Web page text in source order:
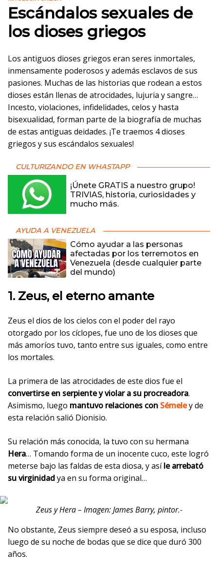
Escándalos sexuales de
los dioses griegos
Los antiguos dioses griegos eran seres inmortales,
inmensamente poderosos y además esclavos de sus
pasiones. Muchas de las historias que rodean a estos
dioses están llenas de atrocidades, lujuria y sangre…
Incesto, violaciones, infidelidades, celos y hasta
bisexualidad, forman parte de la biografía de muchas
de estas antiguas deidades. ¡Te traemos 4 dioses
griegos y sus escándalos sexuales!
CULTURIZANDO EN WHASTAPP
¡Únete GRATIS a nuestro grupo!
TRIVIAS, historia, curiosidades y
mucho más.
AYUDA A VENEZUELA
Cómo ayudar a las personas
afectadas por los terremotos en
Venezuela (desde cualquier parte
del mundo)
1. Zeus, el eterno amante
Zeus el dios de los cielos con el poder del rayo
otorgado por los cíclopes, fue uno de los dioses que
más amoríos tuvo, tanto entre sus iguales, como entre
los mortales.
La primera de las atrocidades de este dios fue el
convertirse en serpiente y violar a su procreadora.
Asimismo, luego mantuvo relaciones con Sémeley de
esta relación salió Dionisio.
Su relación más conocida, la tuvo con su hermana
Hera… Tomando forma de un inocente cuco, este logró
meterse bajo las faldas de esta diosa, y asíle arrebató
su virginidadya en su forma original…
Zeus y Hera – Imagen: James Barry, pintor.-
No obstante, Zeus siempre deseó a su esposa, incluso
luego de su noche de bodas que se dice que duró 300
años.